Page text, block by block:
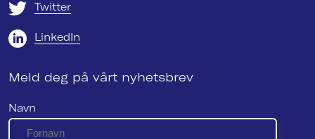
Twitter
LinkedIn
Meld deg på vårt nyhetsbrev
Navn